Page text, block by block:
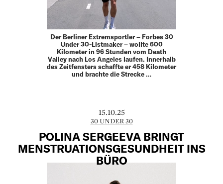
Der Berliner Extremsportler – Forbes 30
Under 30-Listmaker – wollte 600
Kilometer in 96 Stunden vom Death
Valley nach Los Angeles laufen. Innerhalb
des Zeitfensters schaffte er 458 Kilometer
und brachte die Strecke …
15.10.25
30 UNDER 30
POLINA SERGEEVA BRINGT
MENSTRUATIONSGESUNDHEIT INS
BÜRO